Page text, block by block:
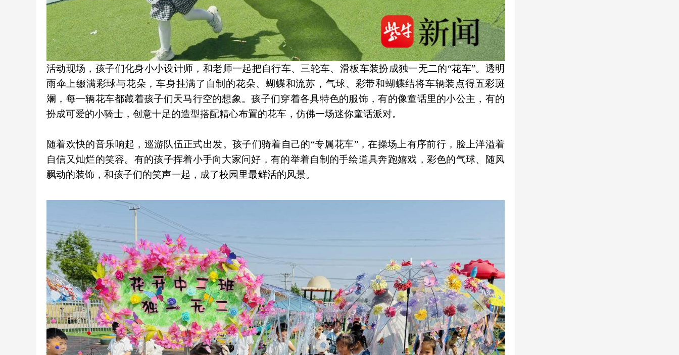
活动现场，孩子们化身小小设计师，和老师一起把自行车、三轮车、滑板车装扮成独一无二的“花车”。透明
雨伞上缀满彩球与花朵，车身挂满了自制的花朵、蝴蝶和流苏，气球、彩带和蝴蝶结将车辆装点得五彩斑
斓，每一辆花车都藏着孩子们天马行空的想象。孩子们穿着各具特色的服饰，有的像童话里的小公主，有的
扮成可爱的小骑士，创意十足的造型搭配精心布置的花车，仿佛一场迷你童话派对。
随着欢快的音乐响起，巡游队伍正式出发。孩子们骑着自己的“专属花车”，在操场上有序前行，脸上洋溢着
自信又灿烂的笑容。有的孩子挥着小手向大家问好，有的举着自制的手绘道具奔跑嬉戏，彩色的气球、随风
飘动的装饰，和孩子们的笑声一起，成了校园里最鲜活的风景。